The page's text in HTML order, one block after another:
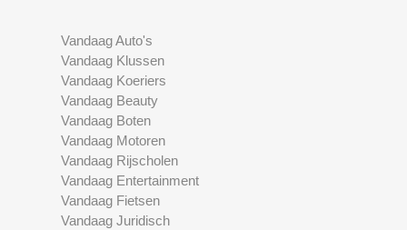
Vandaag Auto's
Vandaag Klussen
Vandaag Koeriers
Vandaag Beauty
Vandaag Boten
Vandaag Motoren
Vandaag Rijscholen
Vandaag Entertainment
Vandaag Fietsen
Vandaag Juridisch